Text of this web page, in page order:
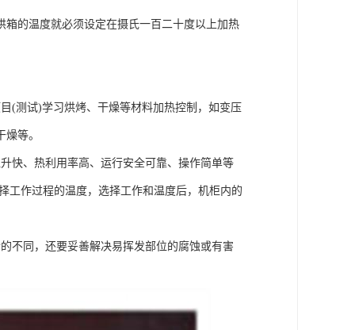
的温度就必须设定在摄氏一百二十度以上加热
(测试)学习烘烤、干燥等材料加热控制，如变压
等。
快、热利用率高、运行安全可靠、操作简单等
工作过程的温度，选择工作和温度后，机柜内的
不同，还要妥善解决易挥发部位的腐蚀或有害